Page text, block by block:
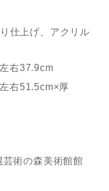
仕上げ、アクリル
右37.9cm
右51.5cm×厚
術の森美術館館